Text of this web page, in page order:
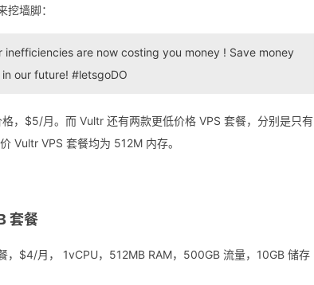
挖墙脚：
inefficiencies are now costing you money ! Save money
our future! #letsgoDO
，$5/月。而 Vultr 还有两款更低价格 VPS 套餐，分别是只有
Vultr VPS 套餐均为 512M 内存。
套餐
，$4/月， 1vCPU，512MB RAM，500GB 流量，10GB 储存